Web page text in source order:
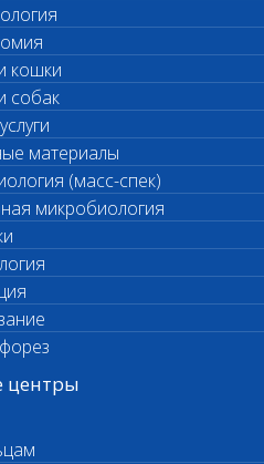
кошки
собак
материалы
(масс-спек)
микробиология
центры
срочных